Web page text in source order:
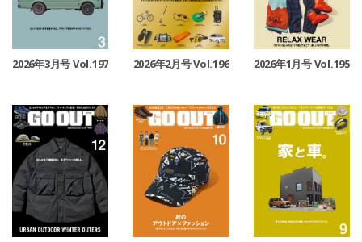
2026年3月号 Vol.197 2026年2月号 Vol.196 2026年1月号 Vol.195